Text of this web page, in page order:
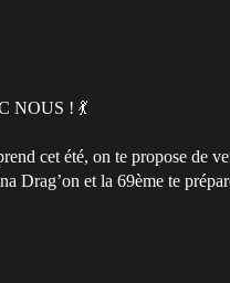
NOUS ! 💃
cet été, on te propose de
Drag’on et la 69ème te